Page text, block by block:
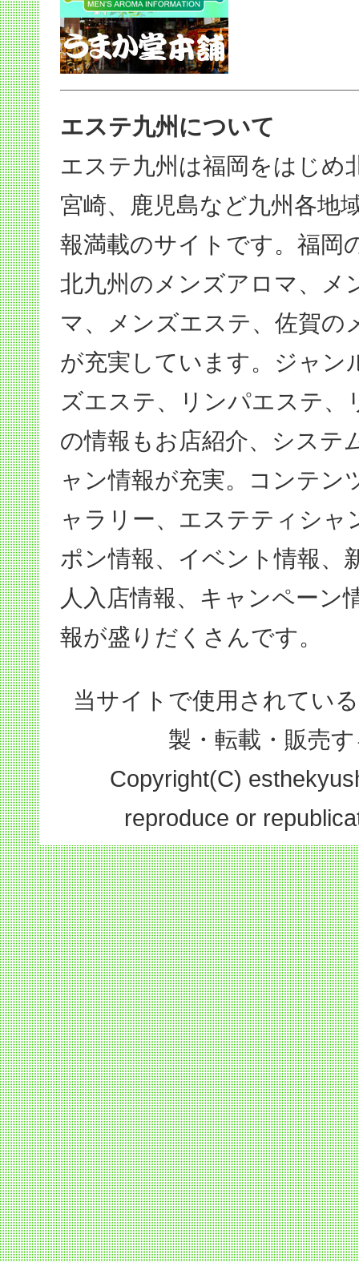
エステ九州について
エステ九州は福岡をはじめ
宮崎、鹿児島など九州各地
報満載のサイトです。福岡
北九州のメンズアロマ、メ
マ、メンズエステ、佐賀の
が充実しています。ジャン
ズエステ、リンパエステ
の情報もお店紹介、システ
ャン情報が充実。コンテン
ャラリー、エステティシ
ポン情報、イベント情報、
人入店情報、キャンペーン
報が盛りだくさんです。
当サイトで使用されてい
製・転載・販売
Copyright(C)
reproduce or